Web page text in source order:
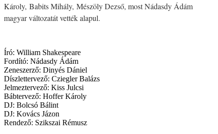
Károly, Babits Mihály, Mészöly Dezső, most Nádasdy Ádám
magyar változatát vették alapul.
Író: William Shakespeare
Fordító: Nádasdy Ádám
Zeneszerző: Dinyés Dániel
Díszlettervező: Cziegler Balázs
Jelmeztervező: Kiss Julcsi
Bábtervező: Hoffer Károly
DJ: Bolcsó Bálint
DJ: Kovács Jázon
Rendező: Szikszai Rémusz